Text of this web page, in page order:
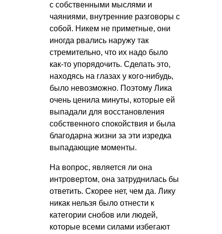
с собственными мыслями и
чаяниями, внутренние разговоры с
собой. Никем не приметные, они
иногда рвались наружу так
стремительно, что их надо было
как-то упорядочить. Сделать это,
находясь на глазах у кого-нибудь,
было невозможно. Поэтому Лика
очень ценила минуты, которые ей
выпадали для восстановления
собственного спокойствия и была
благодарна жизни за эти изредка
выпадающие моменты.
На вопрос, является ли она
интровертом, она затруднилась бы
ответить. Скорее нет, чем да. Лику
никак нельзя было отнести к
категории снобов или людей,
которые всеми силами избегают